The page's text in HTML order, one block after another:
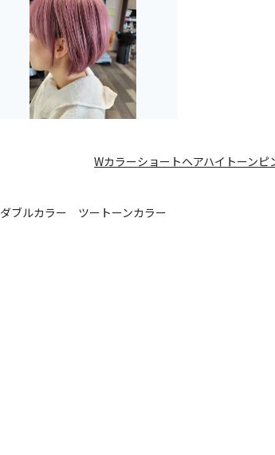
Wカラーショートヘアハイトーンピ
ダブルカラー ツートーンカラー